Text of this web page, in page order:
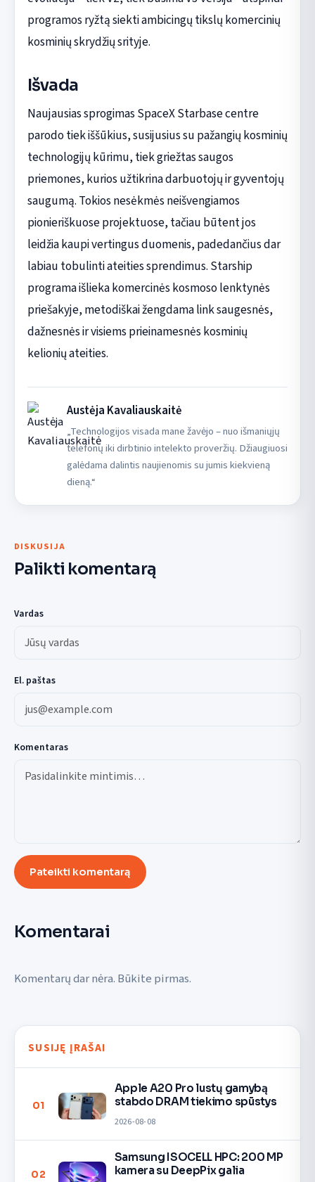
programos ryžtą siekti ambicingų tikslų komercinių
kosminių skrydžių srityje.
Išvada
Naujausias sprogimas SpaceX Starbase centre
parodo tiek iššūkius, susijusius su pažangių kosminių
technologijų kūrimu, tiek griežtas saugos
priemones, kurios užtikrina darbuotojų ir gyventojų
saugumą. Tokios nesėkmės neišvengiamos
pionieriškuose projektuose, tačiau būtent jos
leidžia kaupi vertingus duomenis, padedančius dar
labiau tobulinti ateities sprendimus. Starship
programa išlieka komercinės kosmoso lenktynės
priešakyje, metodiškai žengdama link saugesnės,
dažnesnės ir visiems prieinamesnės kosminių
kelionių ateities.
Austėja Kavaliauskaitė
„Technologijos visada mane žavėjo – nuo išmaniųjų
telefonų iki dirbtinio intelekto proveržių. Džiaugiuosi
galėdama dalintis naujienomis su jumis kiekvieną
dieną.“
DISKUSIJA
Palikti komentarą
Vardas
El. paštas
Komentaras
Pateikti komentarą
Komentarai
Komentarų dar nėra. Būkite pirmas.
SUSIJĘ ĮRAŠAI
01
Apple A20 Pro lustų gamybą
stabdo DRAM tiekimo spūstys
2026-08-08
02
Samsung ISOCELL HPC: 200 MP
kamera su DeepPix galia